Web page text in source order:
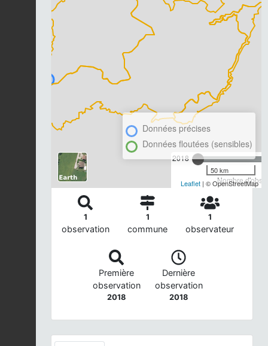
2018
Nombre
Données précises
Données floutées (sensibles)
50 km
Leaflet | © OpenStreetMap
1
observation
1
commune
1
observateur
Première
observation
2018
Dernière
observation
2018